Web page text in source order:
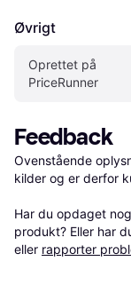
Øvrigt
Oprettet på
PriceRunner
Feedback
Ovenstående
kilder og er derfor
Har du opdaget
produkt? Eller har
eller rapporter